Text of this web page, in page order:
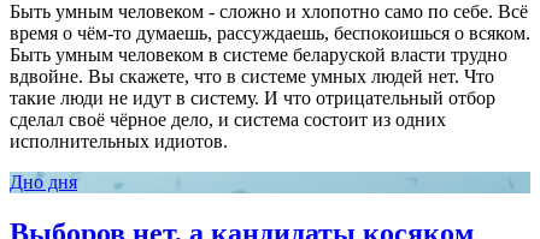
Быть умным человеком - сложно и хлопотно само по себе. Всё
время о чём-то думаешь, рассуждаешь, беспокоишься о всяком.
Быть умным человеком в системе беларуской власти трудно
вдвойне. Вы скажете, что в системе умных людей нет. Что
такие люди не идут в систему. И что отрицательный отбор
сделал своё чёрное дело, и система состоит из одних
исполнительных идиотов.
Дно дня